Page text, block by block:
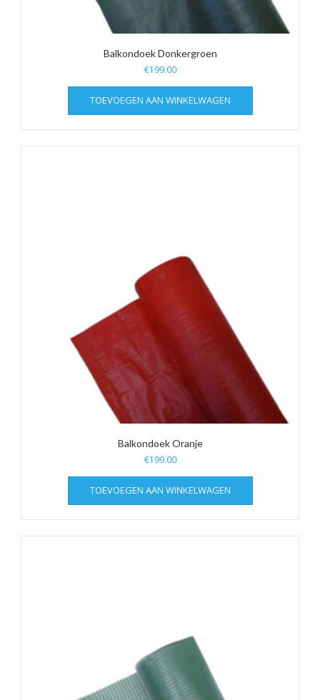
Balkondoek Donkergroen
€199.00
TOEVOEGEN AAN WINKELWAGEN
Balkondoek Oranje
€199.00
TOEVOEGEN AAN WINKELWAGEN